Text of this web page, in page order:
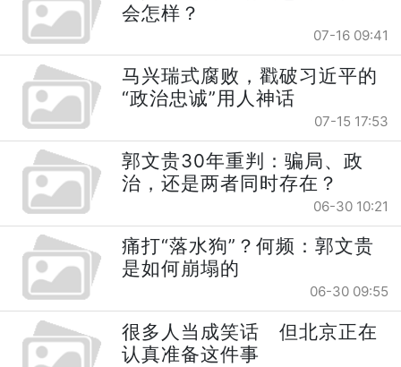
会怎样？
07-16 09:41
马兴瑞式腐败，戳破习近平的
“政治忠诚”用人神话
07-15 17:53
郭文贵30年重判：骗局、政
治，还是两者同时存在？
06-30 10:21
痛打“落水狗”？何频：郭文贵
是如何崩塌的
06-30 09:55
很多人当成笑话 但北京正在
认真准备这件事